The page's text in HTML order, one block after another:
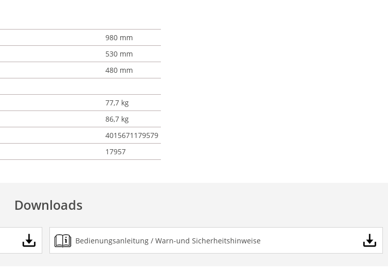
980 mm
530 mm
480 mm
77,7 kg
86,7 kg
4015671179579
17957
Downloads
Bedienungsanleitung / Warn-und Sicherheitshinweise